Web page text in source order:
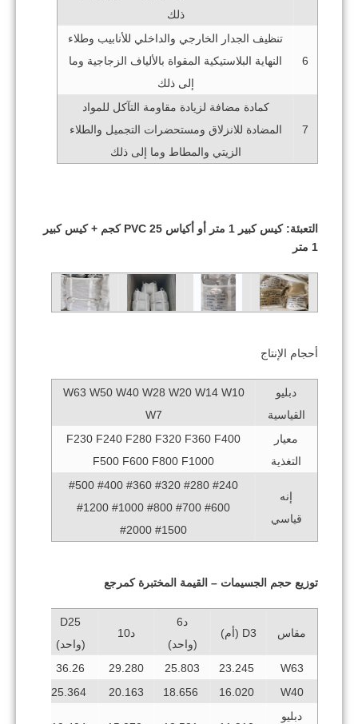
ذلك
6
تنظيف الجدار الخارجي والداخلي للأنابيب وطلاء
النهاية البلاستيكية المقواة بالألياف الزجاجية وما
إلى ذلك
7
كمادة مضافة لزيادة مقاومة التآكل للمواد
المضادة للانزلاق ومستحضرات التجميل والطلاء
الزيتي والمطاط وما إلى ذلك
التعبئة: كيس كبير 1 متر أو أكياس PVC 25 كجم + كيس كبير
1 متر
أحجام الإنتاج
دبليو
القياسية
W63 W50 W40 W28 W20 W14 W10
W7
معيار
التغذية
F230 F240 F280 F320 F360 F400
F500 F600 F800 F1000
إنه
قياسي
#240 #280 #320 #360 #400 #500
#600 #700 #800 #1000 #1200
#1500 #2000
توزيع حجم الجسيمات – القيمة المختبرة كمرجع
مقاس D3 (أم)
د6
(واحد)
د10
D25
(واحد)
W63
25.803
29.280
36.26
W40
20.163
دبليو